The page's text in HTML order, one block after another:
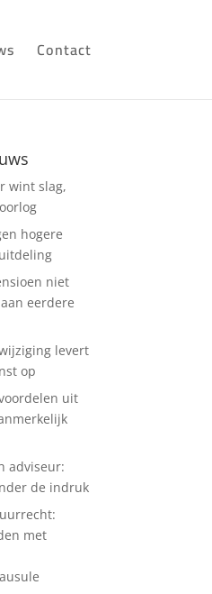
Contact
wint slag,
hogere
niet
eerdere
levert
op
uit
adviseur:
de indruk
met